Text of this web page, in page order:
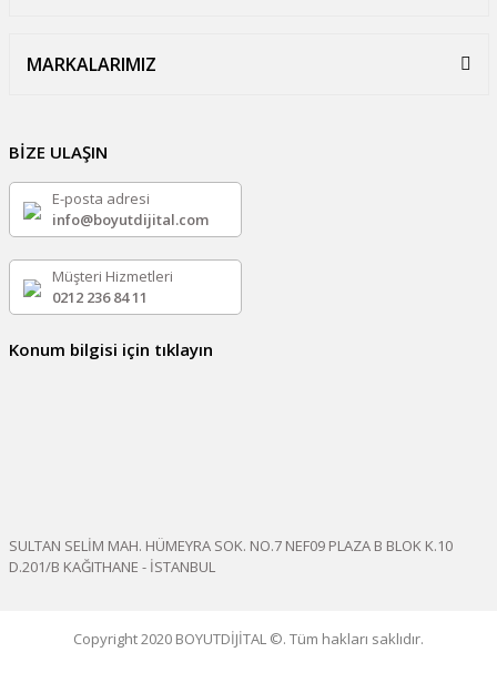
MARKALARIMIZ
BİZE ULAŞIN
E-posta adresi
info@boyutdijital.com
Müşteri Hizmetleri
0212 236 84 11
Konum bilgisi için tıklayın
SULTAN SELİM MAH. HÜMEYRA SOK. NO.7 NEF09 PLAZA B BLOK K.10
D.201/B KAĞITHANE - İSTANBUL
Copyright 2020 BOYUTDİJİTAL ©. Tüm hakları saklıdır.